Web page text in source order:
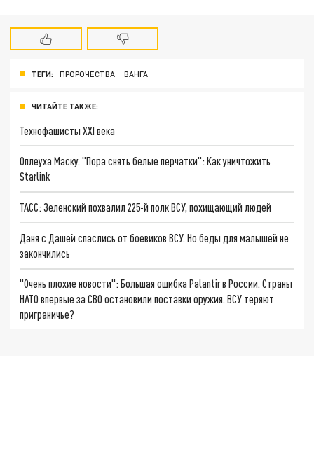
ТЕГИ: ПРОРОЧЕСТВА ВАНГА
ЧИТАЙТЕ ТАКЖЕ:
Технофашисты XXI века
Оплеуха Маску. "Пора снять белые перчатки": Как уничтожить
Starlink
ТАСС: Зеленский похвалил 225-й полк ВСУ, похищающий людей
Даня с Дашей спаслись от боевиков ВСУ. Но беды для малышей не
закончились
"Очень плохие новости": Большая ошибка Palantir в России. Страны
НАТО впервые за СВО остановили поставки оружия. ВСУ теряют
приграничье?